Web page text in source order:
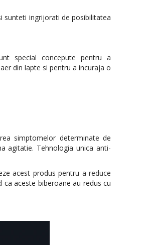
sunteti ingrijorati de posibilitatea
special concepute pentru a
din lapte si pentru a incuraja o
simptomelor determinate de
agitatie. Tehnologia unica anti-
acest produs pentru a reduce
aceste biberoane au redus cu